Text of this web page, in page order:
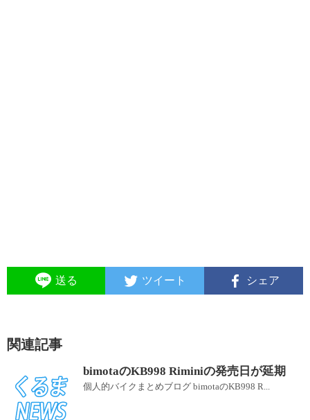
送る ツイート シェア
関連記事
bimotaのKB998 Riminiの発売日が延期
個人的バイクまとめブログ bimotaのKB998 R...